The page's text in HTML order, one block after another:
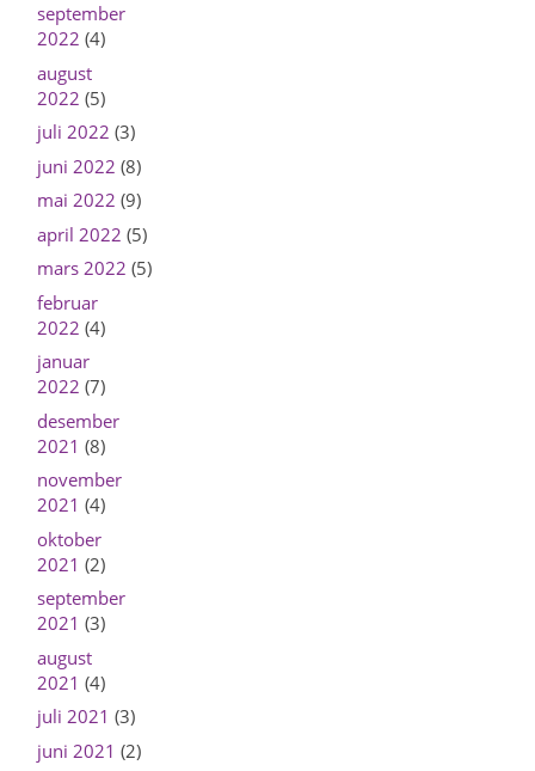
september
2022 (4)
august
2022 (5)
juli 2022 (3)
juni 2022 (8)
mai 2022 (9)
april 2022 (5)
mars 2022 (5)
februar
2022 (4)
januar
2022 (7)
desember
2021 (8)
november
2021 (4)
oktober
2021 (2)
september
2021 (3)
august
2021 (4)
juli 2021 (3)
juni 2021 (2)